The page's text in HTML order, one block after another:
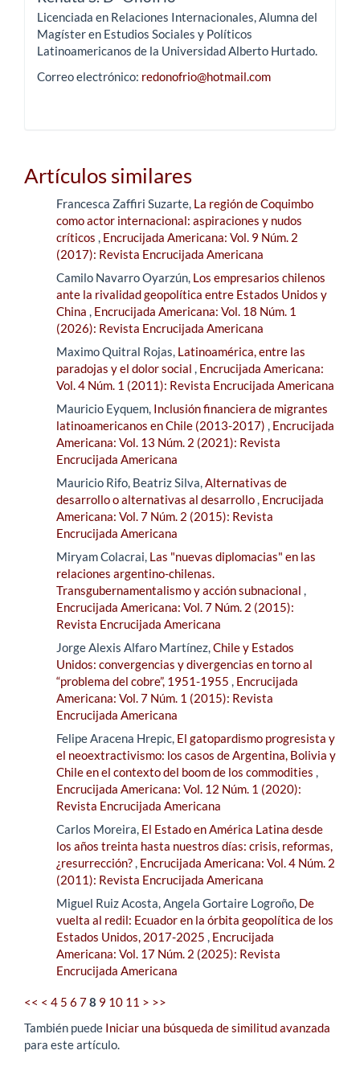
Licenciada en Relaciones Internacionales, Alumna del
Magíster en Estudios Sociales y Políticos
Latinoamericanos de la Universidad Alberto Hurtado.
Correo electrónico: redonofrio@hotmail.com
Artículos similares
Francesca Zaffiri Suzarte, La región de Coquimbo
como actor internacional: aspiraciones y nudos
críticos , Encrucijada Americana: Vol. 9 Núm. 2
(2017): Revista Encrucijada Americana
Camilo Navarro Oyarzún, Los empresarios chilenos
ante la rivalidad geopolítica entre Estados Unidos y
China , Encrucijada Americana: Vol. 18 Núm. 1
(2026): Revista Encrucijada Americana
Maximo Quitral Rojas, Latinoamérica, entre las
paradojas y el dolor social , Encrucijada Americana:
Vol. 4 Núm. 1 (2011): Revista Encrucijada Americana
Mauricio Eyquem, Inclusión financiera de migrantes
latinoamericanos en Chile (2013-2017) , Encrucijada
Americana: Vol. 13 Núm. 2 (2021): Revista
Encrucijada Americana
Mauricio Rifo, Beatriz Silva,Alternativas de
desarrollo o alternativas al desarrollo, Encrucijada
Americana: Vol. 7 Núm. 2 (2015): Revista
Encrucijada Americana
Miryam Colacrai, Las "nuevas diplomacias" en las
relaciones argentino-chilenas.
Transgubernamentalismo y acción subnacional ,
Encrucijada Americana: Vol. 7 Núm. 2 (2015):
Revista Encrucijada Americana
Jorge Alexis Alfaro Martínez,Chile y Estados
Unidos: convergencias y divergencias en torno al
“problema del cobre”, 1951-1955 , Encrucijada
Americana: Vol. 7 Núm. 1 (2015): Revista
Encrucijada Americana
Felipe Aracena Hrepic, El gatopardismo progresista y
el neoextractivismo: los casos de Argentina, Bolivia y
Chile en el contexto del boom de los commodities ,
Encrucijada Americana: Vol. 12 Núm. 1 (2020):
Revista Encrucijada Americana
Carlos Moreira, El Estado en América Latina desde
los años treinta hasta nuestros días: crisis, reformas,
¿resurrección?, Encrucijada Americana: Vol. 4 Núm. 2
(2011): Revista Encrucijada Americana
Miguel Ruiz Acosta, Angela Gortaire Logroño, De
vuelta al redil: Ecuador en la órbita geopolítica de los
Estados Unidos, 2017-2025 , Encrucijada
Americana: Vol. 17 Núm. 2 (2025): Revista
Encrucijada Americana
<< < 4 5 6 78 9 10 11 > >>
También puede Iniciar una búsqueda de similitud avanzada
para este artículo.